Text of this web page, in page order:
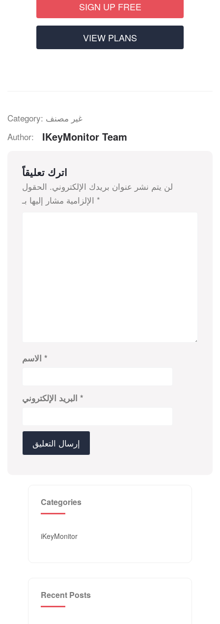
SIGN UP FREE
VIEW PLANS
Category: غير مصنف
Author:
IKeyMonitor Team
اترك تعليقاً
لن يتم نشر عنوان بريدك الإلكتروني. الحقول
*
*
*
Categories
iKeyMonitor
Recent Posts